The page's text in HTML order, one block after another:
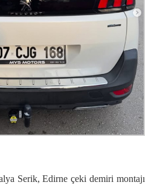
Serik, Edirne çeki demiri montajı